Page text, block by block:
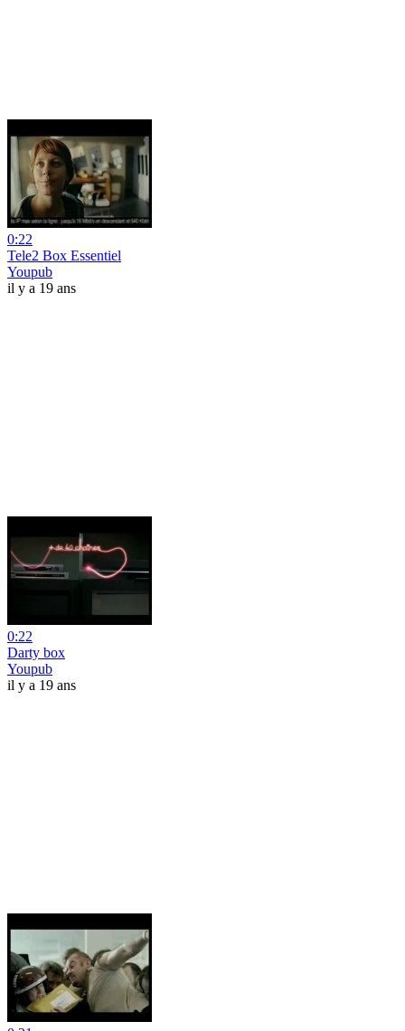
0:22
Tele2 Box Essentiel
Youpub
il y a 19 ans
0:22
Darty box
Youpub
il y a 19 ans